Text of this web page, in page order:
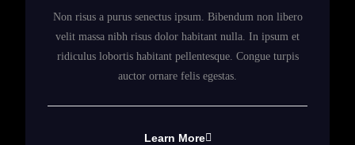
Non risus a purus senectus ipsum. Bibendum non libero
velit massa nibh risus dolor habitant nulla. In ipsum et
ridiculus lobortis habitant pellentesque. Congue turpis
auctor ornare felis egestas.
Learn More